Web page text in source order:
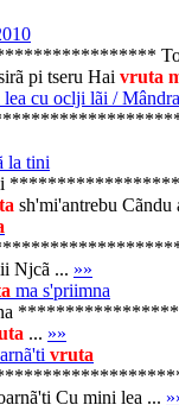
pi tseru Hai vruta
lea cu oclji lãi / Mândra
la tini
sh'mi'antrebu Cãndu
Njcã ... »»
ma s'priimna
... »»
vruta
Cu mini lea ...